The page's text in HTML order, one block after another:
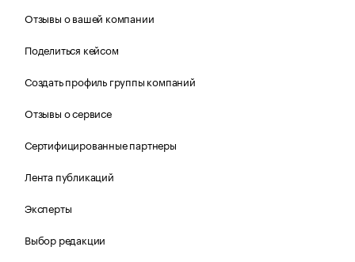
Отзывы о вашей компании
Поделиться кейсом
Создать профиль группы компаний
Отзывы о сервисе
Сертифицированные партнеры
Лента публикаций
Эксперты
Выбор редакции